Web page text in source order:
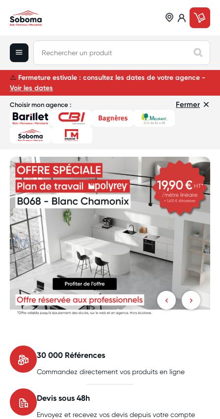
Choisir mon agence : Fermer
⚠ Fermeture estivale : consultez les dates de votre agence -
Voir les dates
de
Travail
Polyrey
2605
30 000 Références
Commandez directement vos produits en ligne
Devis sous 48h
Envoyez et recevez vos devis depuis votre compte